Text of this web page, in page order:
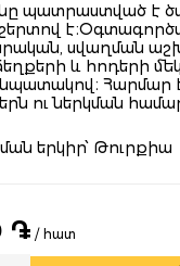
պատրաստված է
սվաղման
և հոդերի
Հարմար
ու ներկման
երկիր՝ Թուրքիա
֏ / հատ